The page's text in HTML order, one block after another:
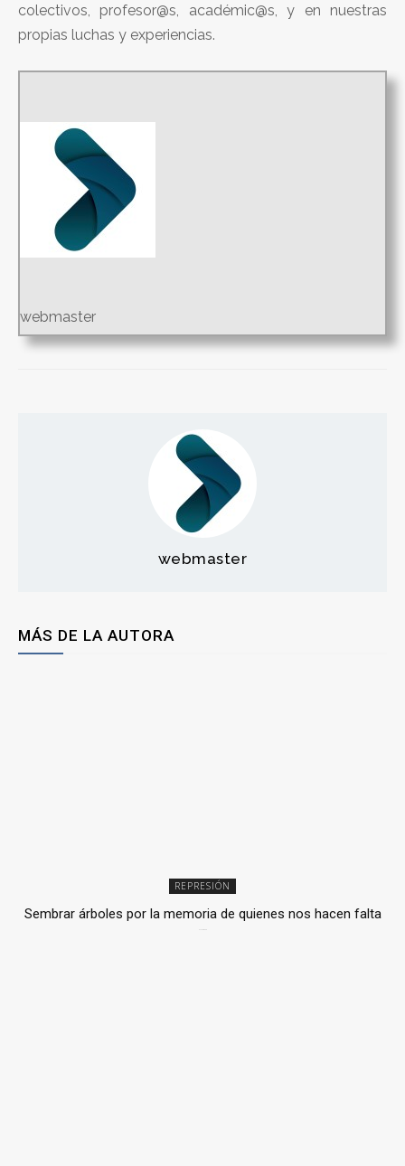
colectivos, profesor@s, académic@s, y en nuestras
propias luchas y experiencias.
webmaster
webmaster
MÁS DE LA AUTORA
REPRESIÓN
Sembrar árboles por la memoria de quienes nos hacen falta